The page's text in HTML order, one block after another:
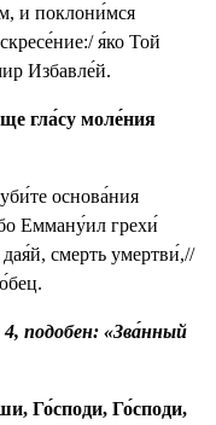
и поклони́мся
я́ко Той
Избавле́й.
гла́су моле́ния
основа́ния
Емману́ил грехи́
смерть умертви́,//
подобен: «Зва́нный
Го́споди, Го́споди,